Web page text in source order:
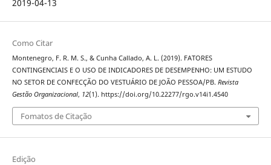
2019-04-13
Como Citar
Montenegro, F. R. M. S., & Cunha Callado, A. L. (2019). FATORES
CONTINGENCIAIS E O USO DE INDICADORES DE DESEMPENHO: UM ESTUDO
NO SETOR DE CONFECÇÃO DO VESTUÁRIO DE JOÃO PESSOA/PB. Revista
Gestão Organizacional, 12(1). https://doi.org/10.22277/rgo.v14i1.4540
Fomatos de Citação
Edição